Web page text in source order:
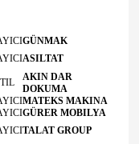
GÜNMAK
ASILTAT
AKIN DAR
DOKUMA
MATEKS MAKINA
GÜRER MOBILYA
TALAT GROUP